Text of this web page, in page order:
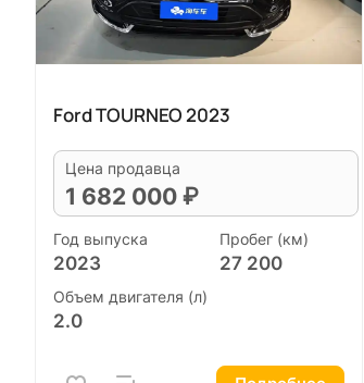
Ford TOURNEO 2023
Цена продавца
1 682 000 ₽
Год выпуска
2023
Пробег (км)
27 200
Объем двигателя (л)
2.0